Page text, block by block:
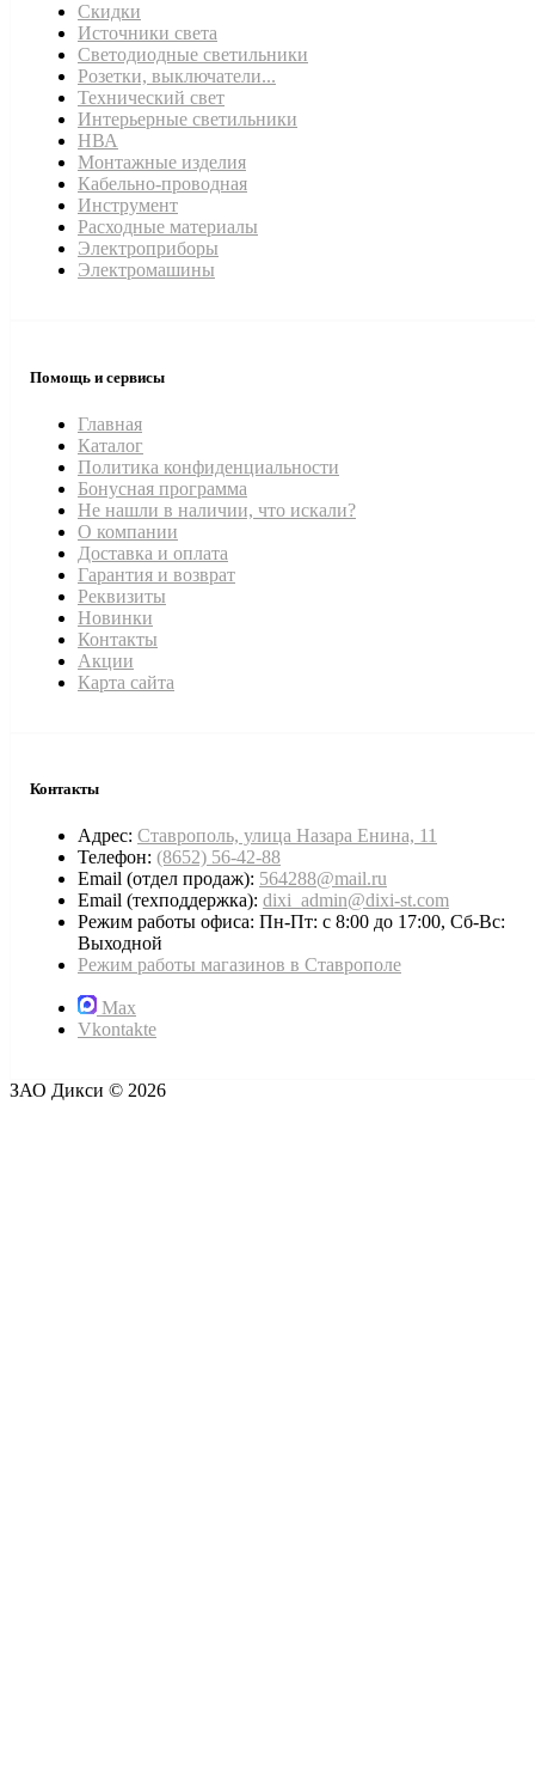
Скидки
Источники света
Светодиодные светильники
Розетки, выключатели...
Технический свет
Интерьерные светильники
НВА
Монтажные изделия
Кабельно-проводная
Инструмент
Расходные материалы
Электроприборы
Электромашины
Помощь и сервисы
Главная
Каталог
Политика конфиденциальности
Бонусная программа
Не нашли в наличии, что искали?
О компании
Доставка и оплата
Гарантия и возврат
Реквизиты
Новинки
Контакты
Акции
Карта сайта
Контакты
Адрес: Ставрополь, улица Назара Енина, 11
Телефон: (8652) 56-42-88
Email (отдел продаж): 564288@mail.ru
Email (техподдержка): dixi_admin@dixi-st.com
Режим работы офиса: Пн-Пт: с 8:00 до 17:00, Сб-Вс:
Выходной
Режим работы магазинов в Ставрополе
Max
Vkontakte
ЗАО Дикси © 2026